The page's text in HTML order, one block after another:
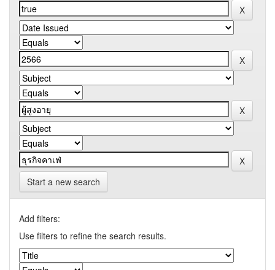
Start a new search
Add filters:
Use filters to refine the search results.